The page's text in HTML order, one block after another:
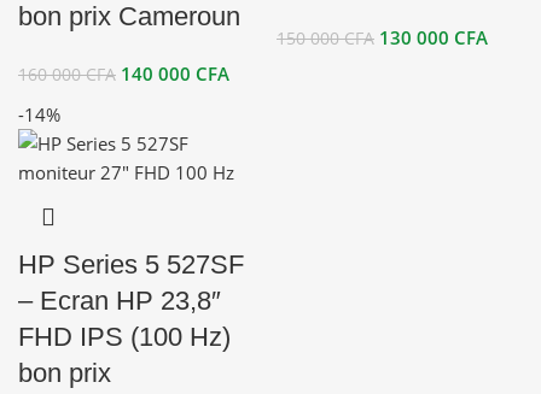
bon prix Cameroun
160 000CFA 140 000 CFA
150 000CFA 130 000 CFA
-14%
HP Series 5 527SF
– Ecran HP 23,8″
FHD IPS (100 Hz)
bon prix